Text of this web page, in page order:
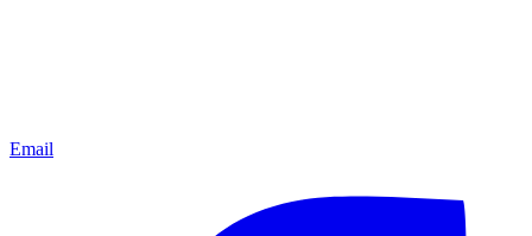
Email